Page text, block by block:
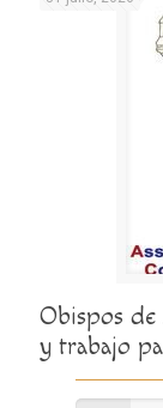
Obispos
y trabajo